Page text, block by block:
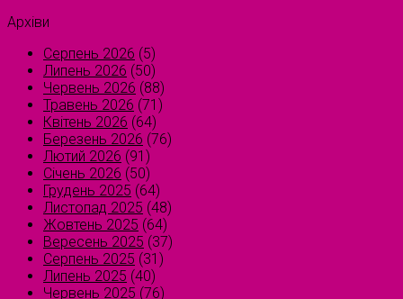
Архіви
Серпень 2026 (5)
Липень 2026 (50)
Червень 2026 (88)
Травень 2026 (71)
Квітень 2026 (64)
Березень 2026 (76)
Лютий 2026 (91)
Січень 2026 (50)
Грудень 2025 (64)
Листопад 2025 (48)
Жовтень 2025 (64)
Вересень 2025 (37)
Серпень 2025 (31)
Липень 2025 (40)
Червень 2025 (76)